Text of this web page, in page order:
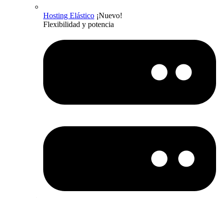
Hosting Elástico ¡Nuevo!
Flexibilidad y potencia